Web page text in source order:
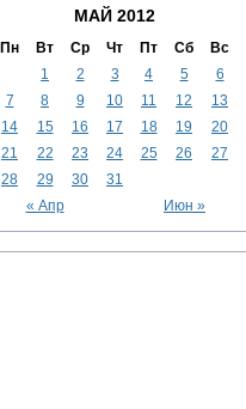
МАЙ 2012
Пн Вт Ср Чт Пт Сб Вс
« Апр Июн »
1 2 3 4 5
6
7
8 9 10 11 12
13
14
15 16 17 18 19
20
21
22 23 24 25 26
27
28
29 30 31